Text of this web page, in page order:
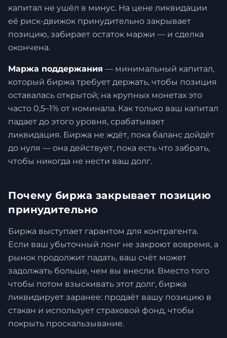
капитал не ушёл в минус. На цене ликвидации
её риск-движок принудительно закрывает
позицию, забирает остаток маржи — и сделка
окончена.
Маржа поддержания — минимальный капитал,
который биржа требует держать, чтобы позиция
оставалась открытой; на крупных монетах это
часто 0,5–1% от номинала. Как только ваш капитал
падает до этого уровня, срабатывает
ликвидация. Биржа не ждёт, пока баланс дойдёт
до нуля — она действует, пока есть что забрать,
чтобы никогда не нести ваш долг.
Почему биржа закрывает позицию
принудительно
Биржа выступает гарантом для контрагента.
Если ваш убыточный лонг не закроют вовремя, а
рынок продолжит падать, ваш счёт может
задолжать больше, чем вы внесли. Вместо того
чтобы потом взыскивать этот долг, биржа
ликвидирует заранее: продаёт вашу позицию в
стакан и использует страховой фонд, чтобы
покрыть проскальзывание.